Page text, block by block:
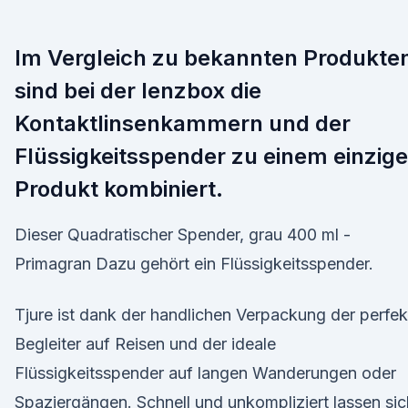
Im Vergleich zu bekannten
sind bei der lenzbox die
Kontaktlinsenkammern und der
Flüssigkeitsspender zu einem
Produkt kombiniert.
Dieser Quadratischer Spender, grau 400 ml -
Primagran Dazu gehört ein Flüssigkeitsspender.
Tjure ist dank der handlichen Verpackung der
Begleiter auf Reisen und der ideale
Flüssigkeitsspender auf langen Wanderungen oder
Spaziergängen. Schnell und unkompliziert lassen